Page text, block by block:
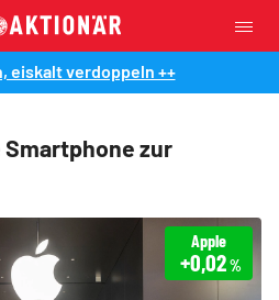
eiskalt verdoppeln ++
zur
Apple
+0,02%